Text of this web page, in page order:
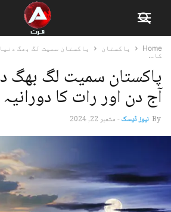
Home پاکستان
پاکستان سمیت لگ بھگ
کا...
پاکستان سمیت لگ بھگ
آج دن اور رات کا
By نیوز ڈیسک-ستمبر 22, 2024